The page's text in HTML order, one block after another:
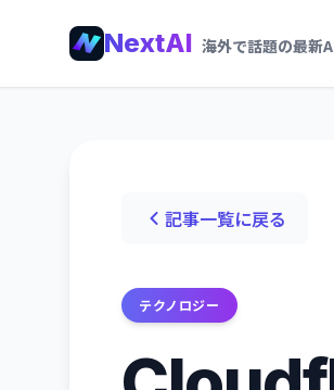
NextAI 海外で話題の最新
記事一覧に戻る
テクノロジー